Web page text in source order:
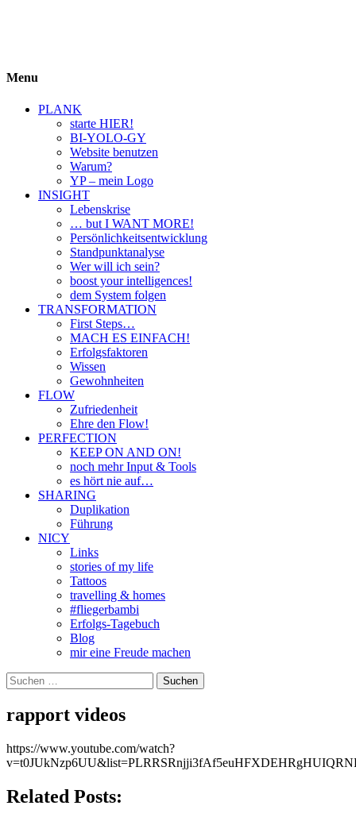
Menu
PLANK
starte HIER!
BI-YOLO-GY
Website benutzen
Warum?
YP – mein Logo
INSIGHT
Lebenskrise
… but I WANT MORE!
Persönlichkeitsentwicklung
Standpunktanalyse
Wer will ich sein?
boost your intelligences!
dem System folgen
TRANSFORMATION
First Steps…
MACH ES EINFACH!
Erfolgsfaktoren
Wissen
Gewohnheiten
FLOW
Zufriedenheit
Ehre den Flow!
PERFECTION
KEEP ON AND ON!
noch mehr Input & Tools
es hört nie auf…
SHARING
Duplikation
Führung
NICY
Links
stories of my life
Tattoos
travelling & homes
#fliegerbambi
Erfolgs-Tagebuch
Blog
mir eine Freude machen
Suchen
nach:
rapport videos
https://www.youtube.com/watch?
Related Posts: